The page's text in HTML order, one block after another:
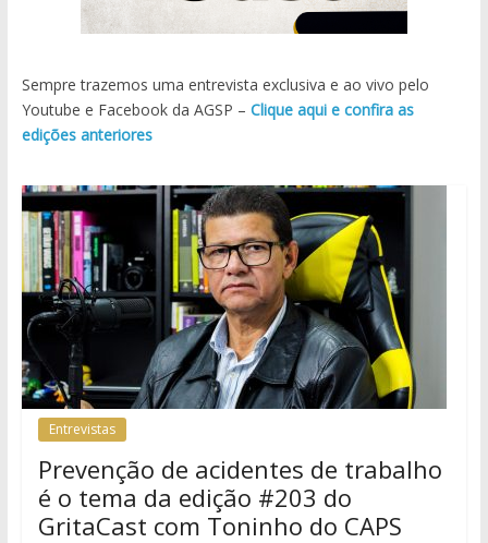
Sempre trazemos uma entrevista exclusiva e ao vivo pelo
Youtube e Facebook da AGSP – Clique aqui e confira as
edições anteriores
Entrevistas
Prevenção de acidentes de trabalho
é o tema da edição #203 do
GritaCast com Toninho do CAPS